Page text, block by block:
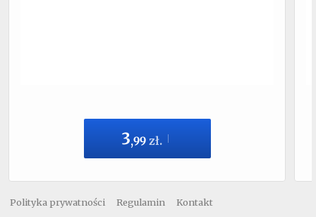
3,99 zł.
Polityka prywatności Regulamin Kontakt